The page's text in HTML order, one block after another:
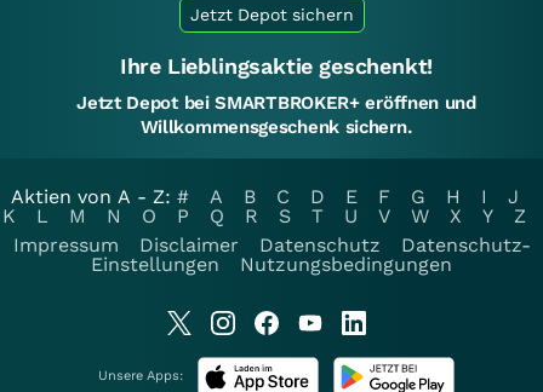
Jetzt Depot sichern
Ihre Lieblingsaktie geschenkt!
Jetzt Depot bei SMARTBROKER+ eröffnen und
Willkommensgeschenk sichern.
Aktien von A - Z: # A B C D E F G H I
J
K
L M N O P Q R S T U V W X Y
Z
Impressum
Disclaimer Datenschutz
Datenschutz-
Einstellungen
Nutzungsbedingungen
Unsere Apps: